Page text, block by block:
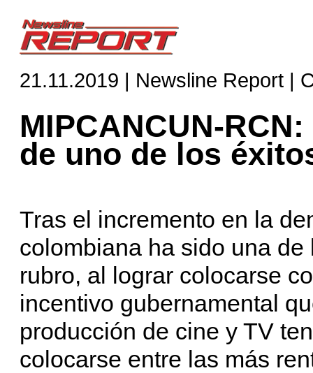
21.11.2019 | Newsline Report |
MIPCANCUN-
de uno de los
Tras el incremento en la
colombiana ha sido una
rubro, al lograr colocarse
incentivo gubernamental
producción de cine y TV
colocarse entre las más